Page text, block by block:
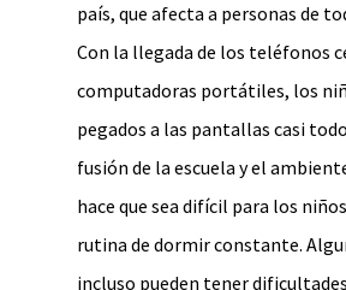
país, que afecta a personas de
Con la llegada de los teléfonos
computadoras portátiles, los
pegados a las pantallas casi
fusión de la escuela y el
hace que sea difícil para los
rutina de dormir constante.
incluso pueden tener